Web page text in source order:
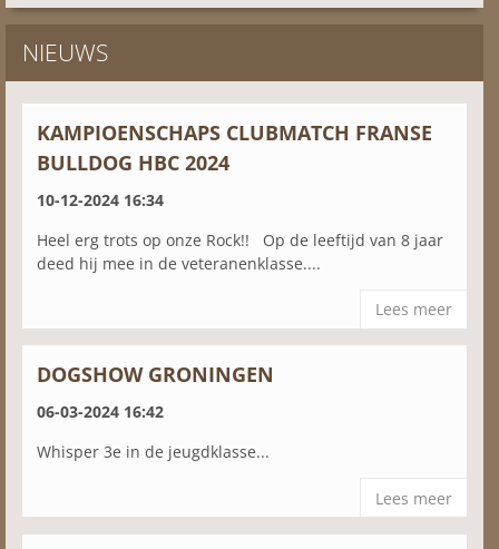
NIEUWS
KAMPIOENSCHAPS CLUBMATCH FRANSE
BULLDOG HBC 2024
10-12-2024 16:34
Heel erg trots op onze Rock!! Op de leeftijd van 8 jaar
deed hij mee in de veteranenklasse....
Lees meer
DOGSHOW GRONINGEN
06-03-2024 16:42
Whisper 3e in de jeugdklasse...
Lees meer